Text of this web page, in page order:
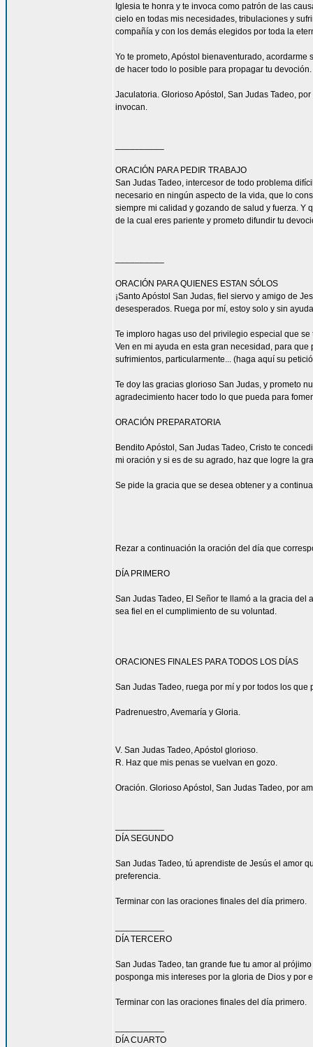
Iglesia te honra y te invoca como patrón de las
cielo en todas mis necesidades, tribulaciones y
compañía y con los demás elegidos por toda la
Yo te prometo, Apóstol bienaventurado,
de hacer todo lo posible para propagar tu devoción.
Jaculatoria. Glorioso Apóstol, San Judas Tadeo,
invocan.
ORACIÓN PARA PEDIR TRABAJO
San Judas Tadeo, intercesor de todo problema
necesario en ningún aspecto de la vida, que lo
siempre mi calidad y gozando de salud y fuerza. Y
de la cual eres pariente y prometo difundir tu
ORACIÓN PARA QUIENES ESTAN SÓLOS
¡Santo Apóstol San Judas, fiel siervo y amigo de
desesperados. Ruega por mí, estoy solo y sin
Te imploro hagas uso del privilegio especial que
Ven en mi ayuda en esta gran necesidad, para
sufrimientos, particularmente... (haga aquí su
Te doy las gracias glorioso San Judas, y prometo
agradecimiento hacer todo lo que pueda para
ORACIÓN PREPARATORIA
Bendito Apóstol, San Judas Tadeo, Cristo te
mi oración y si es de su agrado, haz que logre la
Se pide la gracia que se desea obtener y a
Rezar a continuación la oración del día que
DÍA PRIMERO
San Judas Tadeo, El Señor te llamó a la gracia
sea fiel en el cumplimiento de su voluntad.
ORACIONES FINALES PARA TODOS LOS DÍAS
San Judas Tadeo, ruega por mí y por todos los que
Padrenuestro, Avemaría y Gloria.
V. San Judas Tadeo, Apóstol glorioso.
R. Haz que mis penas se vuelvan en gozo.
Oración. Glorioso Apóstol, San Judas Tadeo, por
DÍA SEGUNDO
San Judas Tadeo, tú aprendiste de Jesús el amor
preferencia.
Terminar con las oraciones finales del día primero.
DÍA TERCERO
San Judas Tadeo, tan grande fue tu amor al
posponga mis intereses por la gloria de Dios y por
Terminar con las oraciones finales del día primero.
DÍA CUARTO